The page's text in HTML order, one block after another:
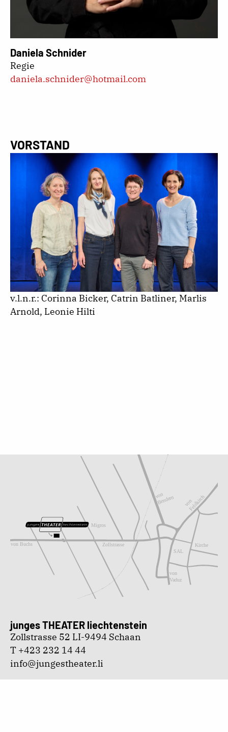
Daniela Schnider
Regie
daniela.schnider@hotmail.com
VORSTAND
v.l.n.r.: Corinna Bicker, Catrin Batliner, Marlis
Arnold, Leonie Hilti
junges THEATER liechtenstein
Zollstrasse 52 LI-9494 Schaan
T +423 232 14 44
info@jungestheater.li